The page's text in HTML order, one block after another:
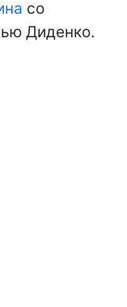
со
Диденко.